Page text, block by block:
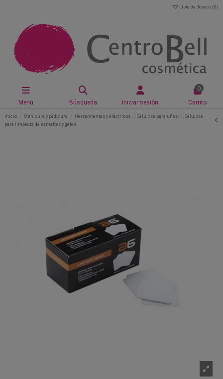
Lista de deseos (0 )
Menú Búsqueda Iniciar sesión
0
Carrito
Inicio Manicura y pedicura Herramientas y eléctricos Celulosa para uñas
Celulosa
para limpieza de esmaltes y geles